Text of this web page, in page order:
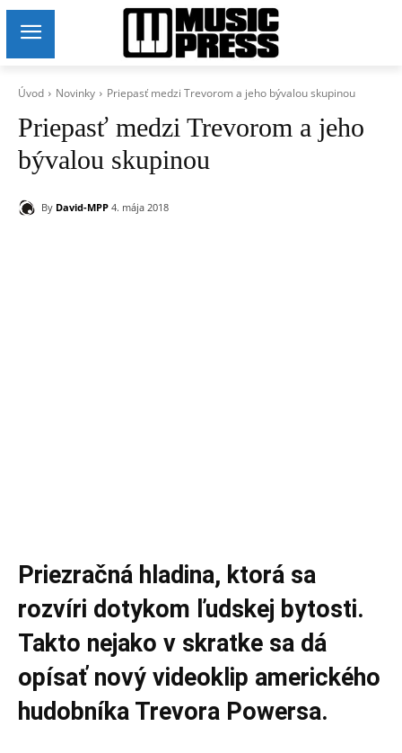
Úvod Novinky Priepasť medzi Trevorom a jeho bývalou skupinou
Priepasť medzi Trevorom a jeho
bývalou skupinou
By David-MPP 4. mája 2018
Priezračná hladina, ktorá sa
rozvíri dotykom ľudskej bytosti.
Takto nejako v skratke sa dá
opísať nový videoklip amerického
hudobníka Trevora Powersa.